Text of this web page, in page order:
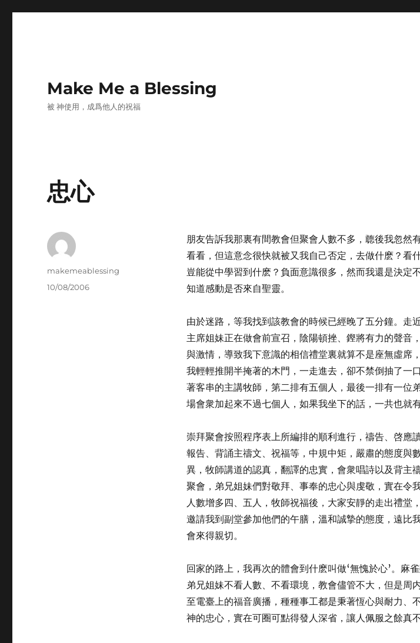
Make Me a Blessing
被 神使用，成爲他人的祝福
忠心
朋友告訴我那裏有間教會但聚會人數不多，聼後我忽然
看看，但這意念很快就被又我自己否定，去做什麽？看
豈能從中學習到什麽？負面意識很多，然而我還是決定
知道感動是否來自聖靈。
由於迷路，等我找到該教會的時候已經晚了五分鐘。走
主席姐妹正在做會前宣召，陰陽頓挫、鏗將有力的聲音
與激情，導致我下意識的相信禮堂裏就算不是座無虛席
我輕輕推開半掩著的木門，一走進去，卻不禁倒抽了一
著客串的主講牧師，第二排有五個人，最後一排有一位
場會衆加起來不過七個人，如果我坐下的話，一共也就
崇拜聚會按照程序表上所編排的順利進行，禱告、啓應
報告、背誦主禱文、祝福等，中規中矩，嚴肅的態度與
異，牧師講道的認真，翻譯的忠實，會衆唱詩以及背主
聚會，弟兄姐妹們對敬拜、事奉的忠心與虔敬，實在令
人數增多四、五人，牧師祝福後，大家安靜的走出禮堂
邀請我到副堂參加他們的午膳，溫和誠摯的態度，遠比
會來得親切。
回家的路上，我再次的體會到什麽叫做‘無愧於心’。麻
弟兄姐妹不看人數、不看環境，教會儘管不大，但是周
至電臺上的福音廣播，種種事工都是秉著恆心與耐力、
神的忠心，實在可圈可點得發人深省，讓人佩服之餘真
Author
makemeablessing
Posted
10/08/2006